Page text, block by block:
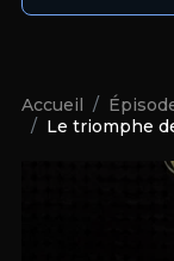
Accueil
Le triomphe